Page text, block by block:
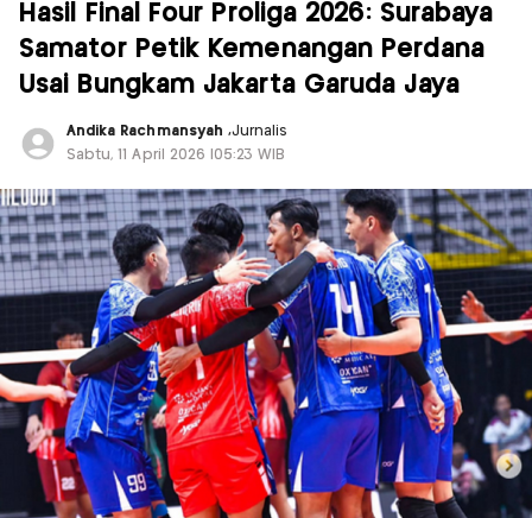
Hasil Final Four Proliga 2026: Surabaya
Samator Petik Kemenangan Perdana
Usai Bungkam Jakarta Garuda Jaya
Andika Rachmansyah ,Jurnalis
Sabtu, 11 April 2026 |05:23 WIB